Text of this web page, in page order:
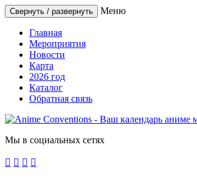
Свернуть / развернуть Меню
Главная
Мероприятия
Новости
Карта
2026 год
Каталог
Обратная связь
Мы в социальных сетях
   